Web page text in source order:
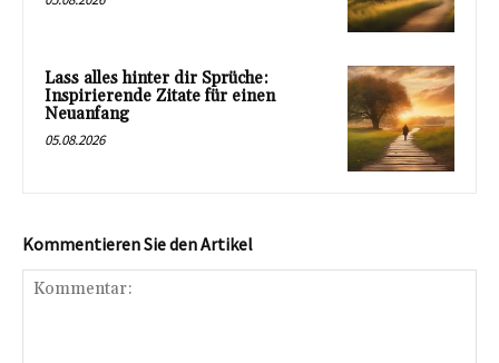
Lass alles hinter dir Sprüche:
Inspirierende Zitate für einen
Neuanfang
05.08.2026
Kommentieren Sie den Artikel